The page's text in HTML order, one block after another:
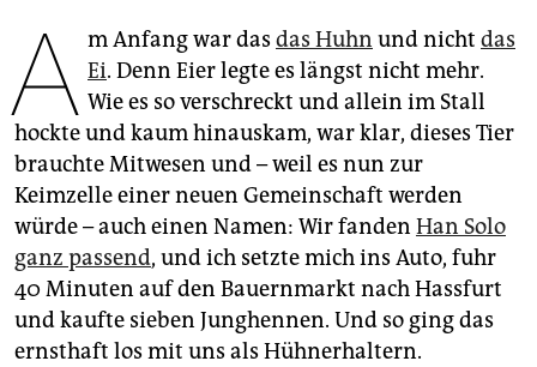
genossenschaft
epaper login
A m Anfang war das das Huhn und nicht das
Ei. Denn Eier legte es längst nicht mehr.
Wie es so verschreckt und allein im Stall
hockte und kaum hinauskam, war klar, dieses Tier
brauchte Mitwesen und – weil es nun zur
Keimzelle einer neuen Gemeinschaft werden
würde – auch einen Namen: Wir fanden Han Solo
ganz passend, und ich setzte mich ins Auto, fuhr
40 Minuten auf den Bauernmarkt nach Hassfurt
und kaufte sieben Junghennen. Und so ging das
ernsthaft los mit uns als Hühnerhaltern.